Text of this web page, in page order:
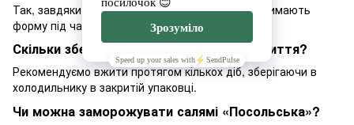
Так, завдяки щільній структурі скибки добре тримають
форму під час запікання.
Скільки зберігається салямі після розкриття?
Рекомендуємо вжити протягом кількох діб, зберігаючи в
холодильнику в закритій упаковці.
Чи можна заморожувати салямі «Посольська»?